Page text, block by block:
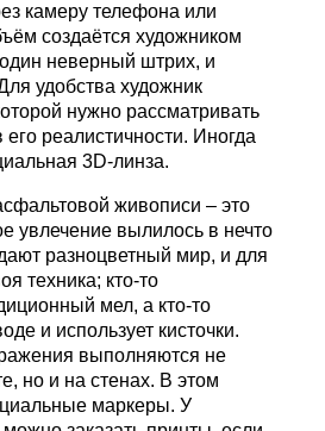
камеру телефона или
создаётся художником
неверный штрих, и
удобства художник
нужно рассматривать
реалистичности. Иногда
3D-линза.
живописи – это
увлечение вылилось в нечто
разноцветный мир, и для
техника; кто-то
мел, а кто-то
и использует кисточки.
выполняются не
но и на стенах. В этом
маркеры. У